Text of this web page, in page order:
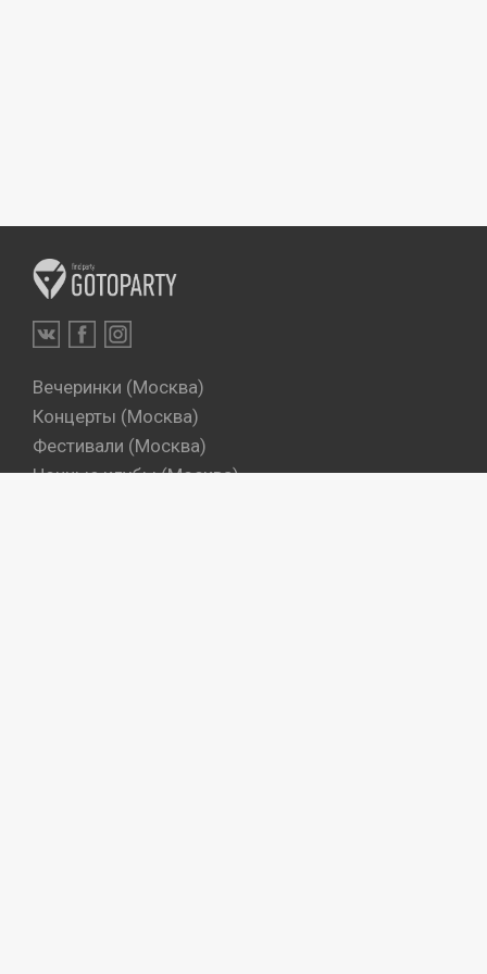
Вечеринки (Москва)
Концерты (Москва)
Фестивали (Москва)
Ночные клубы (Москва)